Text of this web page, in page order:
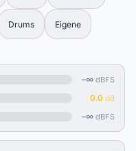
Drums Eigene
–∞ dBFS
0.0 dB
–∞ dBFS